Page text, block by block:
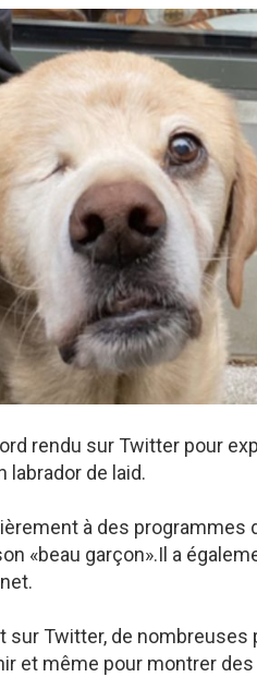
rendu sur Twitter pour
labrador de laid.
à des programmes
«beau garçon».Il a
sur Twitter, de
et même pour montrer